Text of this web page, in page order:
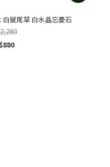
鼠尾草 白水晶忘憂石